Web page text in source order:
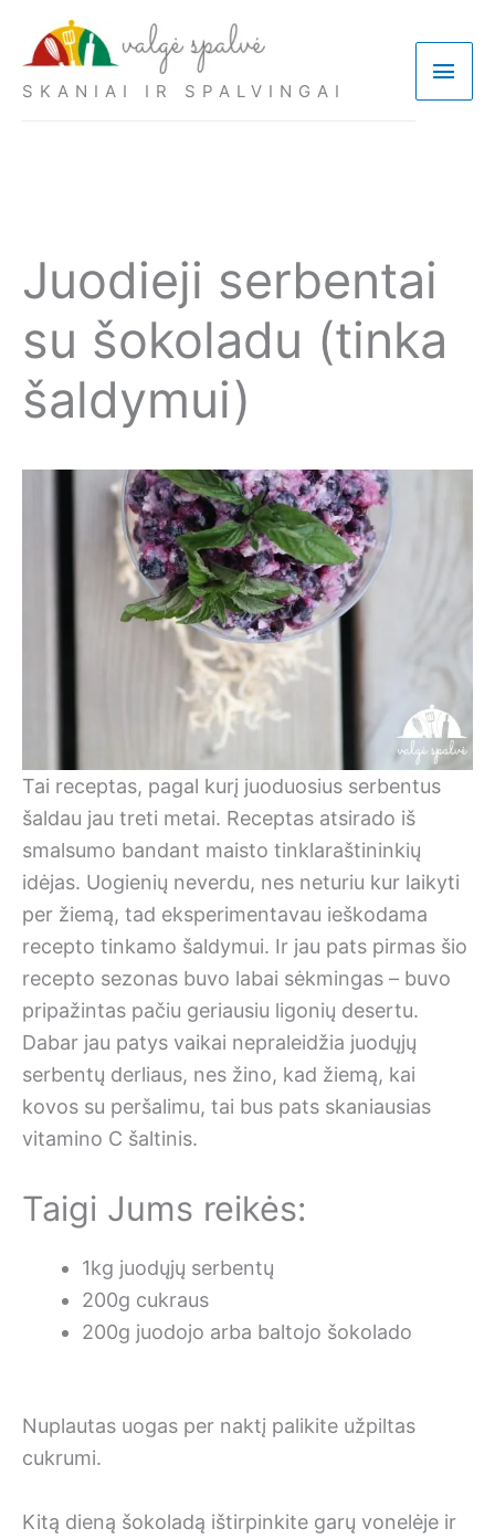
SKANIAI IR SPALVINGAI
Juodieji serbentai
su šokoladu (tinka
šaldymui)
Tai receptas, pagal kurį juoduosius serbentus
šaldau jau treti metai. Receptas atsirado iš
smalsumo bandant maisto tinklaraštininkių
idėjas. Uogienių neverdu, nes neturiu kur laikyti
per žiemą, tad eksperimentavau ieškodama
recepto tinkamo šaldymui. Ir jau pats pirmas šio
recepto sezonas buvo labai sėkmingas – buvo
pripažintas pačiu geriausiu ligonių desertu.
Dabar jau patys vaikai nepraleidžia juodųjų
serbentų derliaus, nes žino, kad žiemą, kai
kovos su peršalimu, tai bus pats skaniausias
vitamino C šaltinis.
Taigi Jums reikės:
1kg juodųjų serbentų
200g cukraus
200g juodojo arba baltojo šokolado
Nuplautas uogas per naktį palikite užpiltas
cukrumi.
Kitą dieną šokoladą ištirpinkite garų vonelėje ir